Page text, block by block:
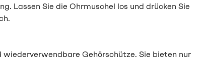
Lassen Sie die Ohrmuschel los und drücken Sie
wiederverwendbare Gehörschütze. Sie bieten nur